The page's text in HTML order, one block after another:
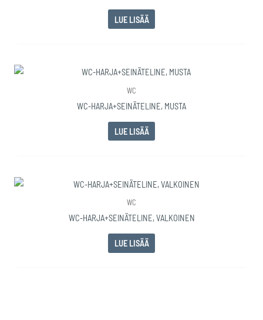
LUE LISÄÄ
WC
WC-HARJA+SEINÄTELINE, MUSTA
LUE LISÄÄ
WC
WC-HARJA+SEINÄTELINE, VALKOINEN
LUE LISÄÄ